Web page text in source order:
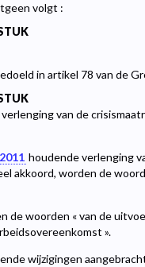
volgt :
in artikel 78 van de
van de
houdende verlenging
akkoord, worden de
de woorden « van de
».
wijzigingen